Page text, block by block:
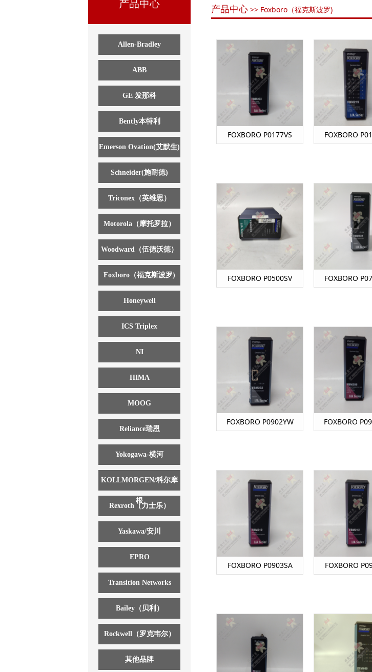
产品中心
Allen-Bradley
ABB
GE 发那科
Bently本特利
Emerson Ovation(艾默生)
Schneider(施耐德)
Triconex（英维思）
Motorola（摩托罗拉）
Woodward（伍德沃德）
Foxboro（福克斯波罗)
Honeywell
ICS Triplex
NI
HIMA
MOOG
Reliance瑞恩
Yokogawa-横河
KOLLMORGEN/科尔摩
根
Rexroth（力士乐）
Yaskawa/安川
EPRO
Transition Networks
Bailey（贝利）
Rockwell（罗克韦尔）
其他品牌
产品中心 >> Foxboro（福克斯波罗)
FOXBORO P0177VS FOXBORO
FOXBORO P0500SV FOXBORO
FOXBORO P0902YW FOXBORO
FOXBORO P0903SA FOXBORO